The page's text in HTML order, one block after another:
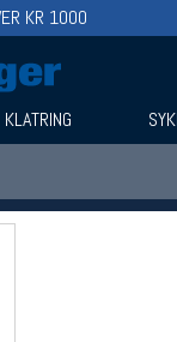
KR 1000
KLATRING